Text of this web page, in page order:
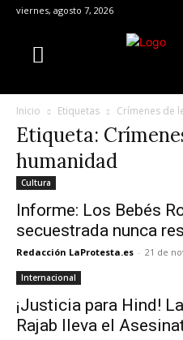
viernes, agosto 7, 2026
Inicio Etiquetas Crímenes de
Etiqueta:
humanidad
Cultura
Informe: Los Bebés
secuestrada nunca
Redacción LaProtesta.es - 21 de
Internacional
¡Justicia para Hind!
Rajab lleva el